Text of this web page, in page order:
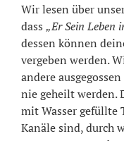
Wir lesen über
dass „Er Sein Leben
dessen können
vergeben werden.
andere
nie geheilt werden.
mit Wasser gefüllte
Kanäle sind, durch